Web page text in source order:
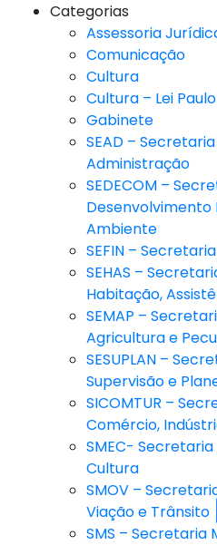
Categorias
Assessoria
Comunicação
Cultura
Cultura – Lei
Gabinete
SEAD –
Administração
SEDECOM –
Desenvolvimento
Ambiente
SEFIN –
SEHAS –
Habitação,
SEMAP –
Agricultura e
SESUPLAN –
Supervisão e
SICOMTUR –
Comércio,
SMEC-
Cultura
SMOV –
Viação e Trânsito
SMS – Secretaria